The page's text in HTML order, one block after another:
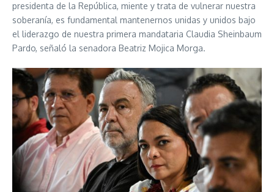
presidenta de la República, miente y trata de vulnerar nuestra
soberanía, es fundamental mantenernos unidas y unidos bajo
el liderazgo de nuestra primera mandataria Claudia Sheinbaum
Pardo, señaló la senadora Beatriz Mojica Morga.